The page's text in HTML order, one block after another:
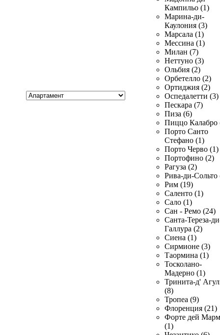
Кампильо (1)
Марина-ди-
Каулония (3)
Марсала (1)
Мессина (1)
Милан (7)
Неттуно (3)
Ольбия (2)
Орбетелло (2)
Ортиджия (2)
Оспедалетти (3)
Пескара (7)
Пиза (6)
Пиццо Калабро
Порто Санто
Стефано (1)
Порто Черво (1)
Портофино (2)
Рагуза (2)
Рива-ди-Сольто
Рим (19)
Саленто (1)
Сало (1)
Сан - Ремо (24)
Санта-Тереза-
Галлура (2)
Сиена (1)
Сирмионе (3)
Таормина (1)
Тосколано-
Мадерно (1)
Тринита-д'
(8)
Тропеа (9)
Флоренция (21)
Форте дей
(1)